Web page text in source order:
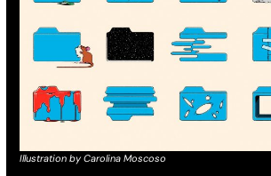
Illustration by Carolina Moscoso